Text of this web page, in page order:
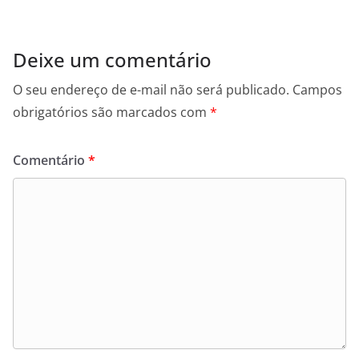
Deixe um comentário
O seu endereço de e-mail não será publicado. Campos
obrigatórios são marcados com *
Comentário *